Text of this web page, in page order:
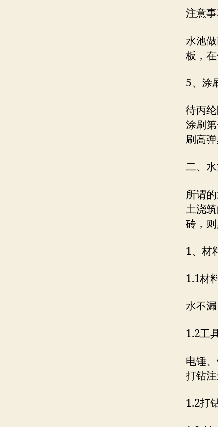
注意
水池
板，
5、涂
待丙
涂刷
刷高
二、
所谓
土浇
砖，
1、材
1.1材
水不
1.2工
电锤
打钻
1.2打